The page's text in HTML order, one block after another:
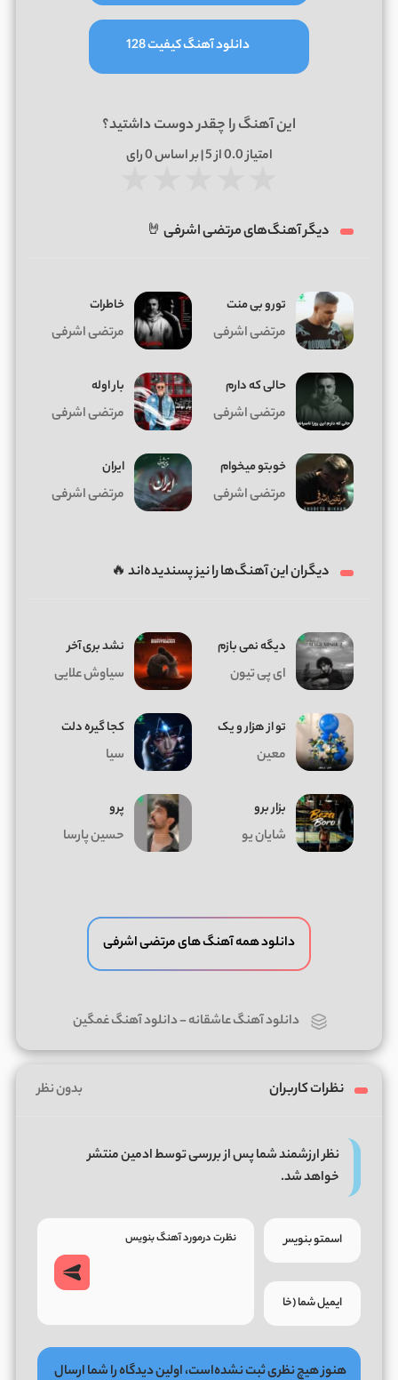
دانلود آهنگ کیفیت 128
این آهنگ را چقدر دوست داشتید؟
امتیاز0.0از 5 | بر اساس 0رای
دیگر آهنگ‌های مرتضی اشرفی 🤘
تورو بی منت
مرتضی اشرفی
خاطرات
مرتضی اشرفی
حالی که دارم
مرتضی اشرفی
بار اوله
مرتضی اشرفی
خوبتو میخوام
مرتضی اشرفی
ایران
مرتضی اشرفی
دیگران این آهنگ‌ها را نیز پسندیده‌اند 🔥
دیگه نمی بازم
ای پی تیون
نشد بری آخر
سیاوش علایی
تو از هزار و یک
معین
کجا گیره دلت
سیا
بزار برو
شایان یو
پرو
حسین پارسا
دانلود همه آهنگ های مرتضی اشرفی
دانلود آهنگ عاشقانه-دانلود آهنگ غمگین
نظرات کاربران بدون نظر
نظر ارزشمند شما پس از بررسی توسط ادمین منتشر
خواهد شد.
هنوز هیچ نظری ثبت نشده‌است، اولین دیدگاه را شما ارسال